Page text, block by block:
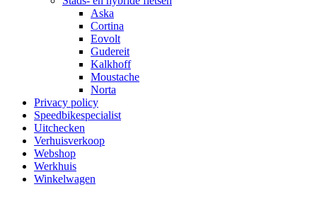
Aska
Cortina
Eovolt
Gudereit
Kalkhoff
Moustache
Norta
Privacy policy
Speedbikespecialist
Uitchecken
Verhuisverkoop
Webshop
Werkhuis
Winkelwagen